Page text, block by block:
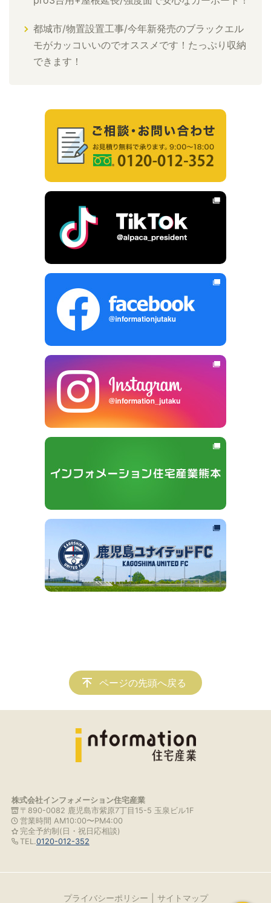
都城市/物置設置工事/今年新発売のブラックエル
モがカッコいいのでオススメです！たっぷり収納
できます！
ページの先頭へ戻る
株式会社インフォメーション住宅産業
〒890-0082 鹿児島市紫原7丁目15-5 玉泉ビル1F
営業時間 AM10:00〜PM4:00
完全予約制(日・祝日応相談)
TEL.0120-012-352
プライバシーポリシー サイトマップ